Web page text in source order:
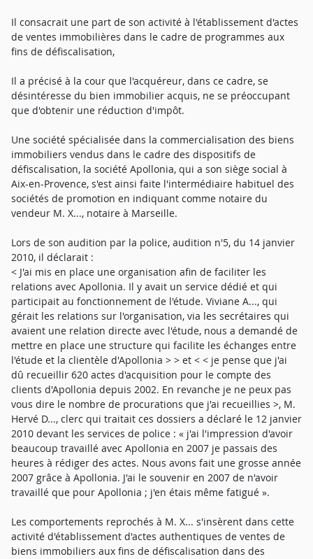
Il consacrait une part de son activité à l'établissement d'actes
de ventes immobilières dans le cadre de programmes aux
fins de défiscalisation,
Il a précisé à la cour que l'acquéreur, dans ce cadre, se
désintéresse du bien immobilier acquis, ne se préoccupant
que d'obtenir une réduction d'impôt.
Une société spécialisée dans la commercialisation des biens
immobiliers vendus dans le cadre des dispositifs de
défiscalisation, la société Apollonia, qui a son siège social à
Aix-en-Provence, s'est ainsi faite l'intermédiaire habituel des
sociétés de promotion en indiquant comme notaire du
vendeur M. X..., notaire à Marseille.
Lors de son audition par la police, audition n'5, du 14 janvier
2010, il déclarait :
< J'ai mis en place une organisation afin de faciliter les
relations avec Apollonia. Il y avait un service dédié et qui
participait au fonctionnement de l'étude. Viviane A..., qui
gérait les relations sur l'organisation, via les secrétaires qui
avaient une relation directe avec l'étude, nous a demandé de
mettre en place une structure qui facilite les échanges entre
l'étude et la clientèle d'Apollonia > > et < < je pense que j'ai
dû recueillir 620 actes d'acquisition pour le compte des
clients d'Apollonia depuis 2002. En revanche je ne peux pas
vous dire le nombre de procurations que j'ai recueillies >, M.
Hervé D..., clerc qui traitait ces dossiers a déclaré le 12 janvier
2010 devant les services de police : « j'ai l'impression d'avoir
beaucoup travaillé avec Apollonia en 2007 je passais des
heures à rédiger des actes. Nous avons fait une grosse année
2007 grâce à Apollonia. J'ai le souvenir en 2007 de n'avoir
travaillé que pour Apollonia ; j'en étais même fatigué ».
Les comportements reprochés à M. X... s'insèrent dans cette
activité d'établissement d'actes authentiques de ventes de
biens immobiliers aux fins de défiscalisation dans des